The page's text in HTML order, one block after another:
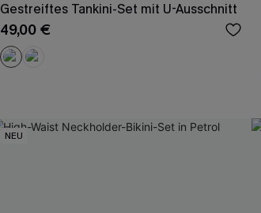
Gestreiftes Tankini-Set mit U-Ausschnitt
49,00 €
NEU